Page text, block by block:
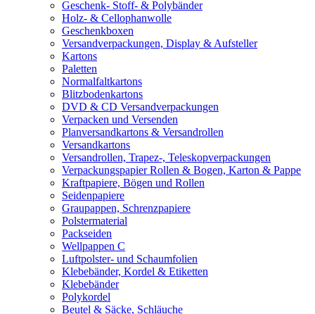
Geschenk- Stoff- & Polybänder
Holz- & Cellophanwolle
Geschenkboxen
Versandverpackungen, Display & Aufsteller
Kartons
Paletten
Normalfaltkartons
Blitzbodenkartons
DVD & CD Versandverpackungen
Verpacken und Versenden
Planversandkartons & Versandrollen
Versandkartons
Versandrollen, Trapez-, Teleskopverpackungen
Verpackungspapier Rollen & Bogen, Karton & Pappe
Kraftpapiere, Bögen und Rollen
Seidenpapiere
Graupappen, Schrenzpapiere
Polstermaterial
Packseiden
Wellpappen C
Luftpolster- und Schaumfolien
Klebebänder, Kordel & Etiketten
Klebebänder
Polykordel
Beutel & Säcke, Schläuche